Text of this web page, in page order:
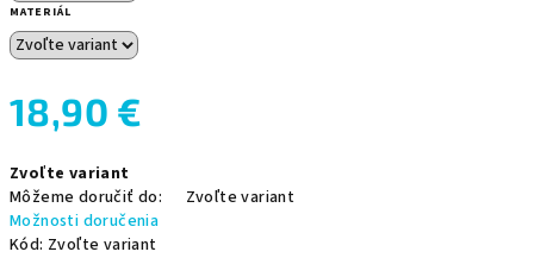
MATERIÁL
18,90 €
cena:
Zvoľte variant
Môžeme doručiť do:
Zvoľte variant
Možnosti doručenia
Kód: Zvoľte variant